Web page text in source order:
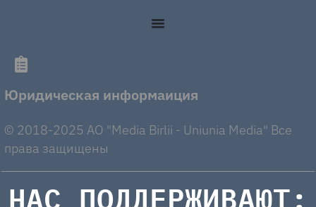
Юридическая информаиция
© 2018-2025 AO "Media Birlii - Uniunia Media" Все
права защищены